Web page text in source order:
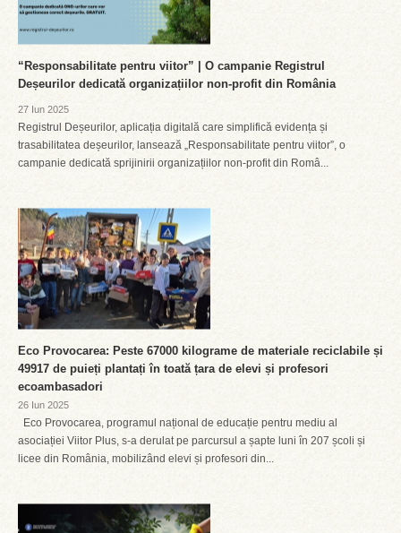
“Responsabilitate pentru viitor” | O campanie Registrul
Deșeurilor dedicată organizațiilor non-profit din România
27 Iun 2025
Registrul Deșeurilor, aplicația digitală care simplifică evidența și
trasabilitatea deșeurilor, lansează „Responsabilitate pentru viitor”, o
campanie dedicată sprijinirii organizațiilor non-profit din Româ...
Eco Provocarea: Peste 67000 kilograme de materiale reciclabile și
49917 de puieți plantați în toată țara de elevi și profesori
ecoambasadori
26 Iun 2025
Eco Provocarea, programul național de educație pentru mediu al
asociației Viitor Plus, s-a derulat pe parcursul a șapte luni în 207 școli și
licee din România, mobilizând elevi și profesori din...